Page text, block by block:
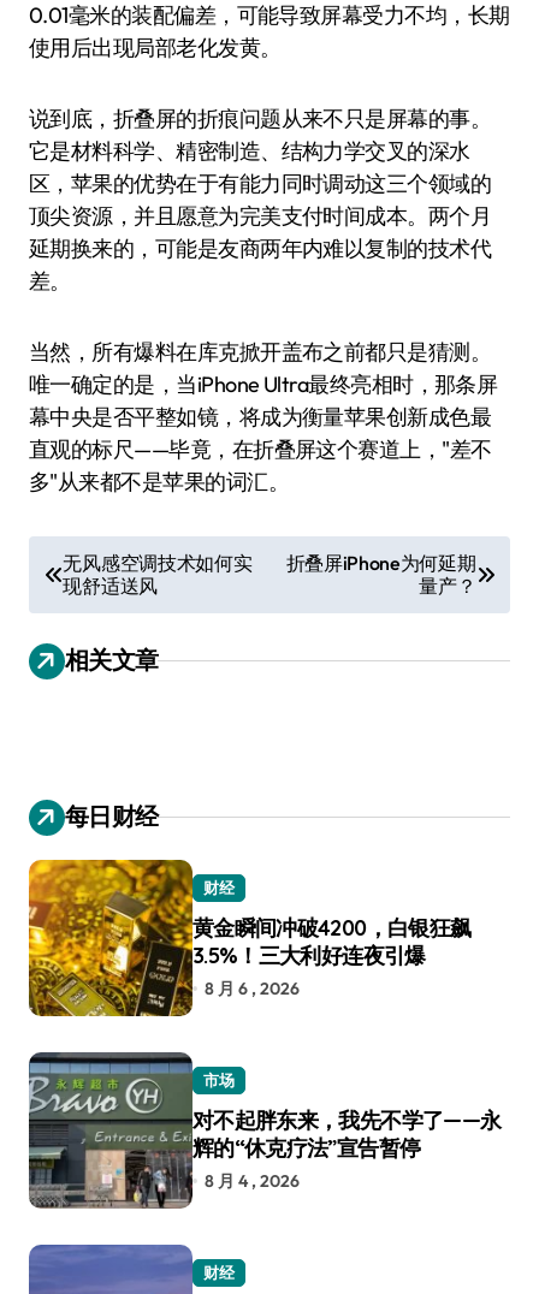
0.01毫米的装配偏差，可能导致屏幕受力不均，长期
使用后出现局部老化发黄。
说到底，折叠屏的折痕问题从来不只是屏幕的事。
它是材料科学、精密制造、结构力学交叉的深水
区，苹果的优势在于有能力同时调动这三个领域的
顶尖资源，并且愿意为完美支付时间成本。两个月
延期换来的，可能是友商两年内难以复制的技术代
差。
当然，所有爆料在库克掀开盖布之前都只是猜测。
唯一确定的是，当iPhone Ultra最终亮相时，那条屏
幕中央是否平整如镜，将成为衡量苹果创新成色最
直观的标尺——毕竟，在折叠屏这个赛道上，"差不
多"从来都不是苹果的词汇。
章
导
航
无风感空调技术如何实
现舒适送风
折叠屏iPhone为何延期
量产？
相关文章
每日财经
财经
黄金瞬间冲破4200，白银狂飙
3.5%！三大利好连夜引爆
8 月 6 , 2026
市场
对不起胖东来，我先不学了——永
辉的“休克疗法”宣告暂停
8 月 4 , 2026
财经